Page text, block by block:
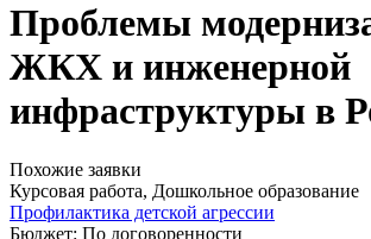
Проблемы
ЖКХ и инженерной
инфраструктуры в
Похожие заявки
Курсовая работа, Дошкольное образование
Профилактика детской агрессии
Бюджет: По договоренности